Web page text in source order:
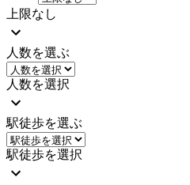
上限なし
人数を選ぶ
人数を選択
駅徒歩を選ぶ
駅徒歩を選択